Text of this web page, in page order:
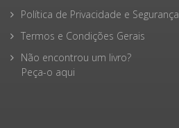
Política de Privacidade e Segurança
Termos e Condições Gerais
Não encontrou um livro?
Peça-o aqui